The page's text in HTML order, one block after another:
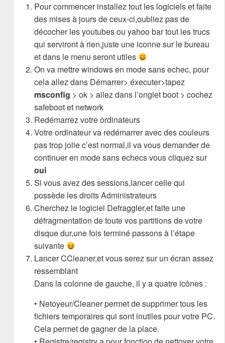
Pour commencer installez tout les logiciels et faite
des mises à jours de ceux-ci,oubliez pas de
décocher les youtubes ou yahoo bar tout les trucs
qui serviront à rien,juste une iconne sur le bureau
et dans le menu seront utiles
On va mettre windows en mode sans echec, pour
cela allez dans Démarrer> éxecuter>tapez
msconfig > ok > allez dans l’onglet boot > cochez
safeboot et network
Redémarrez votre ordinateurs
Votre ordinateur va redémarrer avec des couleurs
pas trop jolie c’est normal,il va vous demander de
continuer en mode sans echecs vous cliquez sur
oui
Si vous avez des sessions,lancer celle qui
possède les droits Administrateurs
Cherchez le logiciel Defraggler,et faite une
défragmentation de toute vos partitions de votre
disque dur,une fois terminé passons à l’étape
suivante
Lancer CCleaner,et vous serez sur un écran assez
ressemblant
Dans la colonne de gauche, il y a quatre icônes :
• Netoyeur/Cleaner permet de supprimer tous les
fichiers temporaires qui sont inutiles pour votre PC.
Cela permet de gagner de la place.